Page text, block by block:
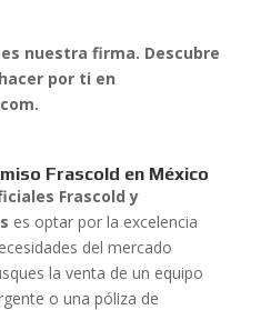
nuestra firma. Descubre
por ti en
Frascold en México
Frascold y
es optar por la excelencia
del mercado
la venta de un equipo
o una póliza de